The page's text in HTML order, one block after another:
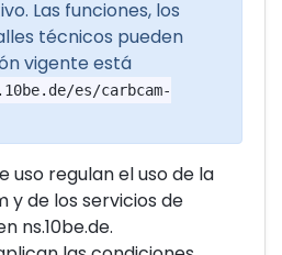
Las funciones, los
técnicos pueden
vigente está
es/carbcam-
uso regulan el uso de la
y de los servicios de
ns.10be.de.